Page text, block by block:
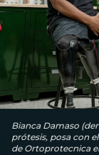
Bianca Damaso
prótesis, posa con
de Ortoprotecnica